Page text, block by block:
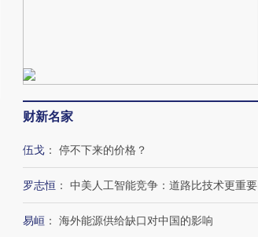
财新名家
伍戈 ： 停不下来的价格？
罗志恒 ： 中美人工智能竞争：道路比技术更重要
易峘 ： 海外能源供给缺口对中国的影响